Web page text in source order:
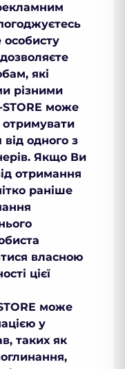
особисту
які
різними
STORE може
одного з
Якщо Ви
отримання
раніше
власною
цієї
може
у
таких як